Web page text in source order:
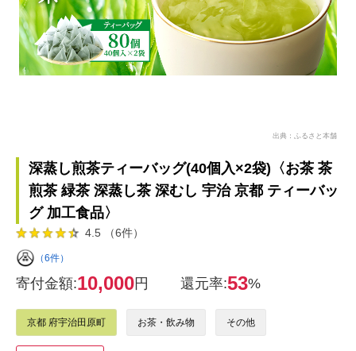
出典：ふるさと本舗
深蒸し煎茶ティーバッグ(40個入×2袋)〈お茶 茶
煎茶 緑茶 深蒸し茶 深むし 宇治 京都 ティーバッ
グ 加工食品〉
4.5 （6件）
（6件）
寄付金額:10,000円 還元率:53%
京都 府宇治田原町 お茶・飲み物 その他